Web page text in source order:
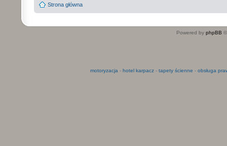
Strona główna
Powered by phpBB
motoryzacja - hotel karpacz- tapety ścienne - obsługa